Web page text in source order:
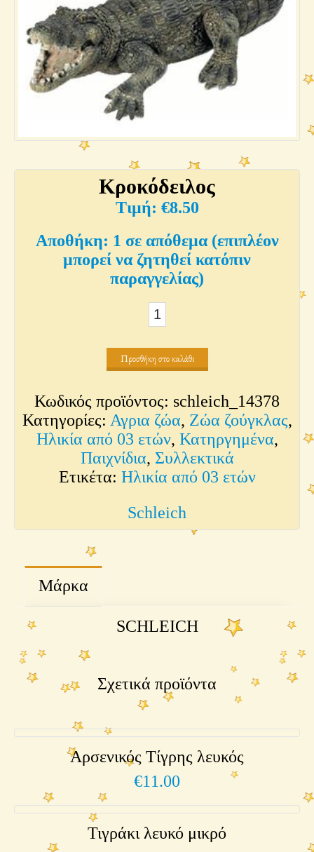
Κροκόδειλος
€8.50
1 σε απόθεμα (επιπλέον
μπορεί να ζητηθεί κατόπιν
παραγγελίας)
Κροκόδειλος
ποσότητα
Προσθήκη στο καλάθι
Κωδικός προϊόντος: schleich_14378
Κατηγορίες: Αγρια ζώα, Ζώα ζούγκλας,
Ηλικία από 03 ετών, Κατηργημένα,
Παιχνίδια, Συλλεκτικά
Ετικέτα: Ηλικία από 03 ετών
Schleich
Μάρκα
SCHLEICH
Σχετικά προϊόντα
Αρσενικός Τίγρης λευκός
€11.00
Τιγράκι λευκό μικρό